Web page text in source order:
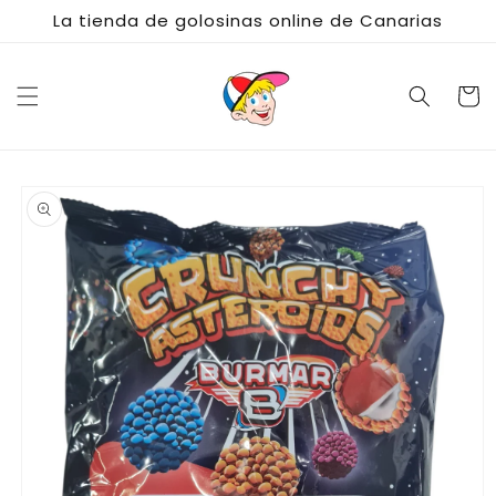
directamente
La tienda de golosinas online de Canarias
Carrito
a la
información
del producto